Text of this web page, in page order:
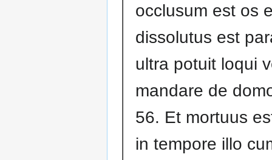
occlusum est os
dissolutus est
ultra potuit loqui
mandare de
56. Et mortuus
in tempore illo